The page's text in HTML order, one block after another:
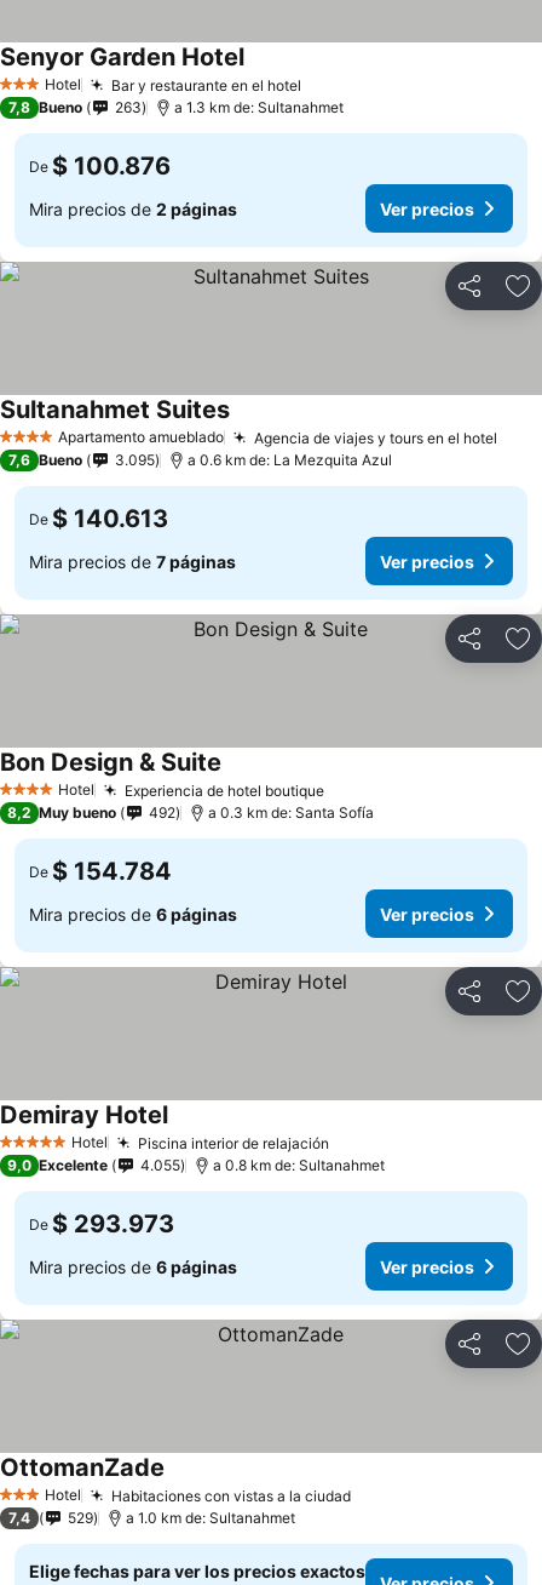
3 Estrellas
Hotel Bar y restaurante en el hotel
Senyor Garden HotelVer precios
7,8 Bueno 263 a 1.3 km de: Sultanahmet
De $ 100.876
Mira precios de 2 páginas Ver precios
Compartir
4 EstrellasApartamento amueblado Agencia de viajes y tours en el hotel
Sultanahmet SuitesVer precios
7,6 Bueno 3.095 a 0.6 km de: La Mezquita Azul
De $ 140.613
Mira precios de 7 páginas Ver precios
Compartir
4 EstrellasHotel Experiencia de hotel boutiqueVer precios
Bon Design & Suite
8,2 Muy bueno 492 a 0.3 km de: Santa Sofía
De $ 154.784
Mira precios de 6 páginas Ver precios
Compartir
5 Estrellas Hotel Piscina interior de relajación
Demiray HotelVer precios
9,0 Excelente 4.055 a 0.8 km de: Sultanahmet
De $ 293.973
Mira precios de 6 páginas Ver precios
Compartir
3 Estrellas
Hotel Habitaciones con vistas a la ciudadVer precios
OttomanZade
7,4 529 a 1.0 km de: Sultanahmet
Elige fechas para ver los precios exactos